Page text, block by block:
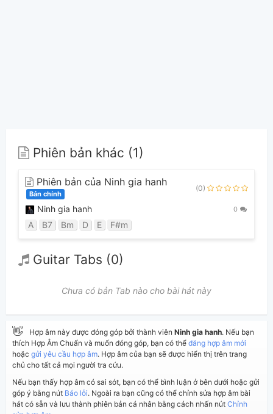
Phiên bản khác (1)
Phiên bản của Ninh gia hanh
Bản chính
(0)
Ninh gia hanh 0
A B7 Bm D E F#m
Guitar Tabs (0)
Chưa có bản Tab nào cho bài hát này
👋 Hợp âm này được đóng góp bởi thành viên Ninh gia hanh. Nếu bạn
thích Hợp Âm Chuẩn và muốn đóng góp, bạn có thể đăng hợp âm mới
hoặc gửi yêu cầu hợp âm. Hợp âm của bạn sẽ được hiển thị trên trang
chủ cho tất cả mọi người tra cứu.
Nếu bạn thấy hợp âm có sai sót, bạn có thể bình luận ở bên dưới hoặc gửi
góp ý bằng nút Báo lỗi. Ngoài ra bạn cũng có thể chỉnh sửa hợp âm bài
hát có sẵn và lưu thành phiên bản cá nhân bằng cách nhấn nút Chỉnh